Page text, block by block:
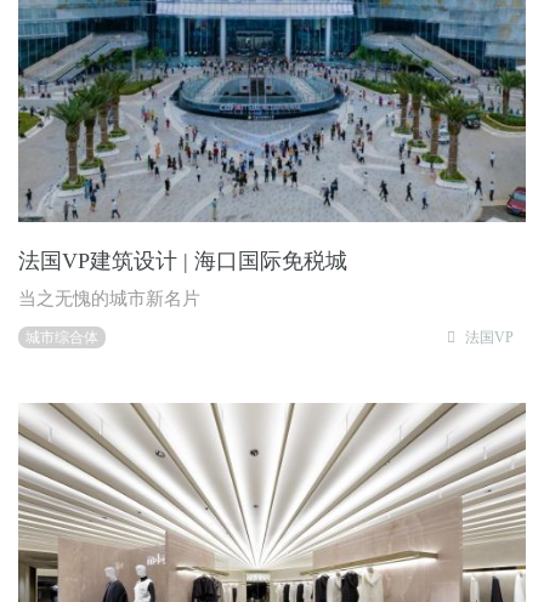
法国VP建筑设计 | 海口国际免税城
当之无愧的城市新名片
城市综合体 法国VP